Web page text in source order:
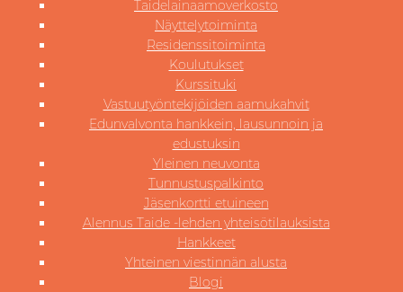
Taidelainaamoverkosto
Näyttelytoiminta
Residenssitoiminta
Koulutukset
Kurssituki
Vastuutyöntekijöiden aamukahvit
Edunvalvonta hankkein, lausunnoin ja
edustuksin
Yleinen neuvonta
Tunnustuspalkinto
Jäsenkortti etuineen
Alennus Taide -lehden yhteisötilauksista
Hankkeet
Yhteinen viestinnän alusta
Blogi